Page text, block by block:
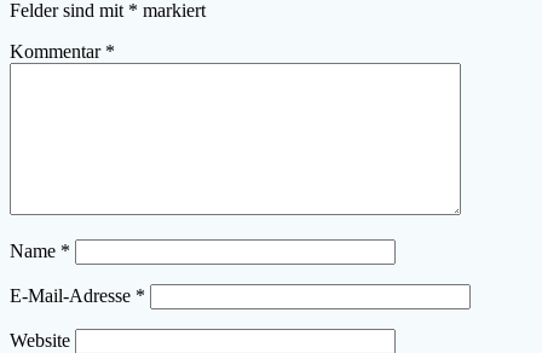
Felder sind mit * markiert
Kommentar *
Name *
E-Mail-Adresse *
Website